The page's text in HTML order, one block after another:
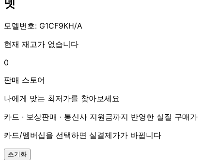
넷
모델번호: G1CF9KH/A
현재 재고가 없습니다
0
판매 스토어
나에게 맞는 최저가를 찾아보세요
카드 · 보상판매 · 통신사 지원금까지 반영한 실질 구매가
카드/멤버십을 선택하면 실결제가가 바뀝니다
초기화